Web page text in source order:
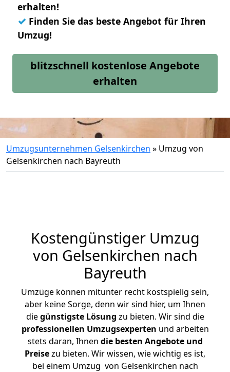
erhalten!
✓ Finden Sie das beste Angebot für Ihren
Umzug!
blitzschnell kostenlose Angebote
erhalten
Umzugsunternehmen Gelsenkirchen » Umzug von
Gelsenkirchen nach Bayreuth
Kostengünstiger Umzug
von Gelsenkirchen nach
Bayreuth
Umzüge können mitunter recht kostspielig sein,
aber keine Sorge, denn wir sind hier, um Ihnen
diegünstigste Lösung zu bieten. Wir sind die
professionellen Umzugsexperten und arbeiten
stets daran, Ihnen die besten Angebote und
Preisezu bieten. Wir wissen, wie wichtig es ist,
bei einem Umzug von Gelsenkirchen nach